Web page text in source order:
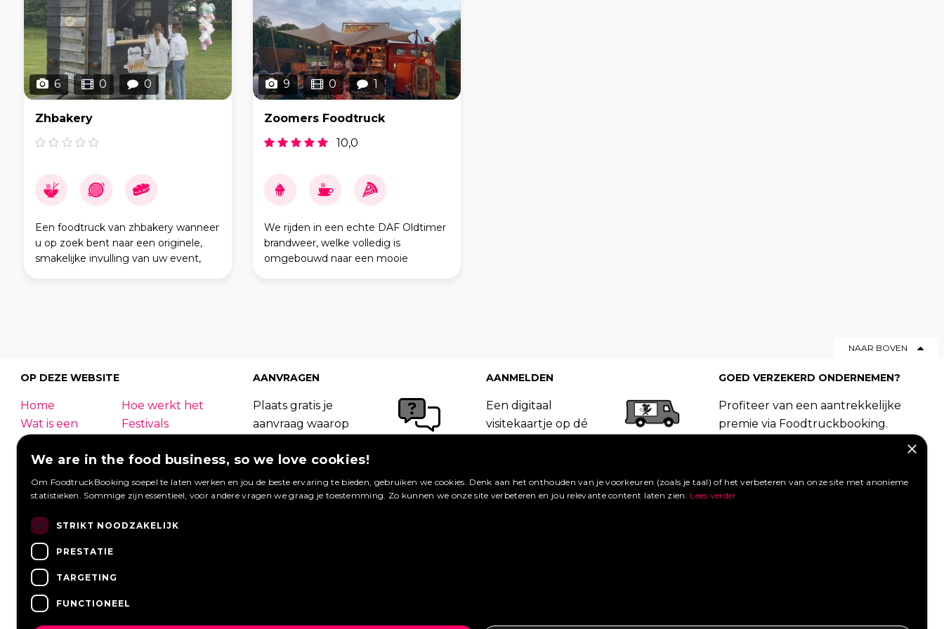
6 0 0
Zhbakery
Een foodtruck van zhbakery wanneer
u op zoek bent naar een originele,
smakelijke invulling van uw event,
9 0 1
Zoomers Foodtruck
10,0
We rijden in een echte DAF Oldtimer
brandweer, welke volledig is
omgebouwd naar een mooie
NAAR BOVEN
OP DEZE WEBSITE
Home
Hoe werkt het
Wat is een
foodtruck?
Festivals
Bruiloft
Contact
Inloggen
Overzicht
Meest gestelde
vragen
Wij werken met
Vacatures
AANVRAGEN
Plaats gratis je
aanvraag waarop
FoodtruckBooking.com
kunnen reageren.
AANMELDEN
Een digitaal
visitekaartje op dé
nu aan en profiteer
van de vele
GOED VERZEKERD ONDERNEMEN?
Profiteer van een aantrekkelijke
premie via Foodtruckbooking.
×
We are in the food business, so we love cookies!
Om FoodtruckBooking soepel te laten werken en jou de beste ervaring te bieden, gebruiken we cookies. Denk aan het onthouden van je voorkeuren (zoals je taal) of het verbeteren van onze site met anonieme
statistieken. Sommige zijn essentieel, voor andere vragen we graag je toestemming. Zo kunnen we onze site verbeteren en jou relevante content laten zien. Lees verder
STRIKT NOODZAKELIJK
PRESTATIE
TARGETING
FUNCTIONEEL